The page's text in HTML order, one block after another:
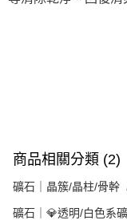
商品相關分類 (2)
礦石｜晶簇/晶柱/骨幹
礦石｜💎透明/白色系